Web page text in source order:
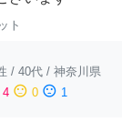
ト
/ 40代 / 神奈川県
4 sentiment_neutral 0 sentiment_dissatisfied 1